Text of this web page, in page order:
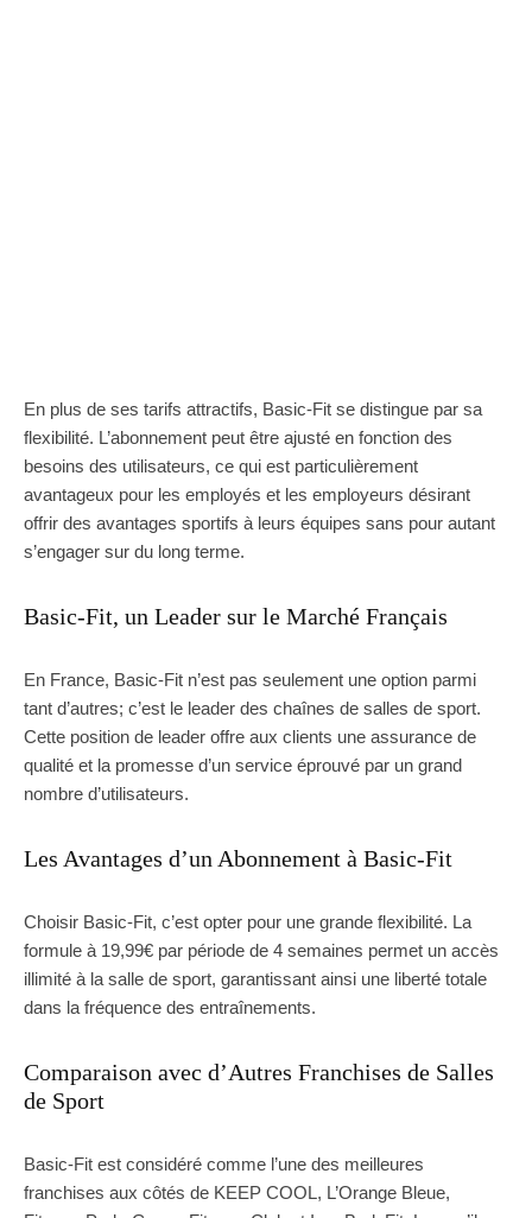
En plus de ses tarifs attractifs, Basic-Fit se distingue par sa
flexibilité. L’abonnement peut être ajusté en fonction des
besoins des utilisateurs, ce qui est particulièrement
avantageux pour les employés et les employeurs désirant
offrir des avantages sportifs à leurs équipes sans pour autant
s’engager sur du long terme.
Basic-Fit, un Leader sur le Marché Français
En France, Basic-Fit n’est pas seulement une option parmi
tant d’autres; c’est le leader des chaînes de salles de sport.
Cette position de leader offre aux clients une assurance de
qualité et la promesse d’un service éprouvé par un grand
nombre d’utilisateurs.
Les Avantages d’un Abonnement à Basic-Fit
Choisir Basic-Fit, c’est opter pour une grande flexibilité. La
formule à 19,99€ par période de 4 semaines permet un accès
illimité à la salle de sport, garantissant ainsi une liberté totale
dans la fréquence des entraînements.
Comparaison avec d’Autres Franchises de Salles
de Sport
Basic-Fit est considéré comme l’une des meilleures
franchises aux côtés de KEEP COOL, L’Orange Bleue,